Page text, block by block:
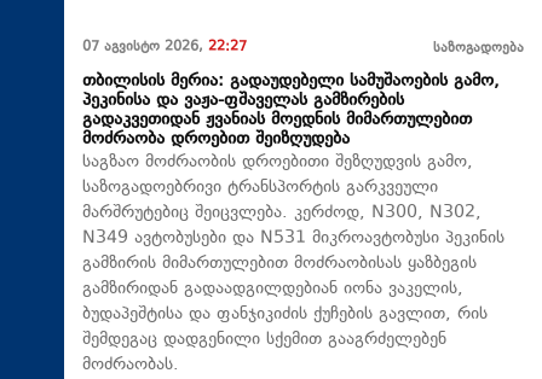
07 აგვისტო 2026, 22:27 საზოგადოება
თბილისის მერია: გადაუდებელი სამუშაოების გამო,
პეკინისა და ვაჟა-ფშაველას გამზირების
გადაკვეთიდან ჟვანიას მოედნის მიმართულებით
მოძრაობა დროებით შეიზღუდება
საგზაო მოძრაობის დროებითი შეზღუდვის გამო,
საზოგადოებრივი ტრანსპორტის გარკვეული
მარშრუტებიც შეიცვლება. კერძოდ, N300, N302,
N349 ავტობუსები და N531 მიკროავტობუსი პეკინის
გამზირის მიმართულებით მოძრაობისას ყაზბეგის
გამზირიდან გადაადგილდებიან იონა ვაკელის,
ბუდაპეშტისა და ფანჯიკიძის ქუჩების გავლით, რის
შემდეგაც დადგენილი სქემით გააგრძელებენ
მოძრაობას.